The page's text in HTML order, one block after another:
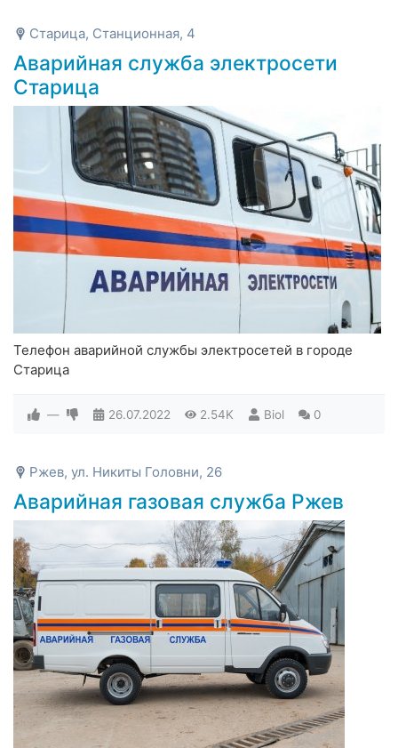
Старица, Станционная, 4
Аварийная служба электросети
Старица
Телефон аварийной службы электросетей в городе
Старица
— 26.07.2022 2.54K Biol 0
Ржев, ул. Никиты Головни, 26
Аварийная газовая служба Ржев